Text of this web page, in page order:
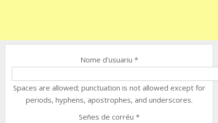
Nome d'usuariu *
Spaces are allowed; punctuation is not allowed except for
periods, hyphens, apostrophes, and underscores.
Señes de corréu *